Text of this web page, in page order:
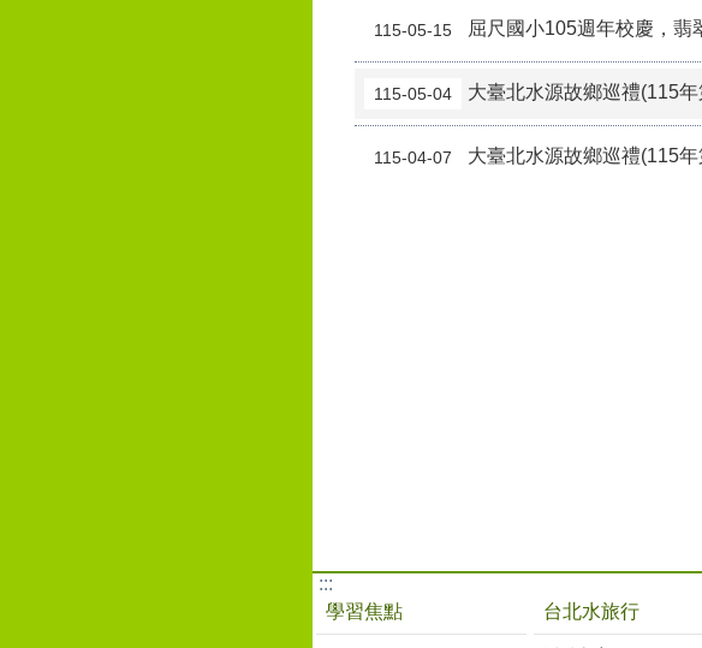
115-05-15 屈尺國小105週年校慶，翡
115-05-04 大臺北水源故鄉巡禮(115
115-04-07 大臺北水源故鄉巡禮(115
:::
學習焦點
台北水旅行